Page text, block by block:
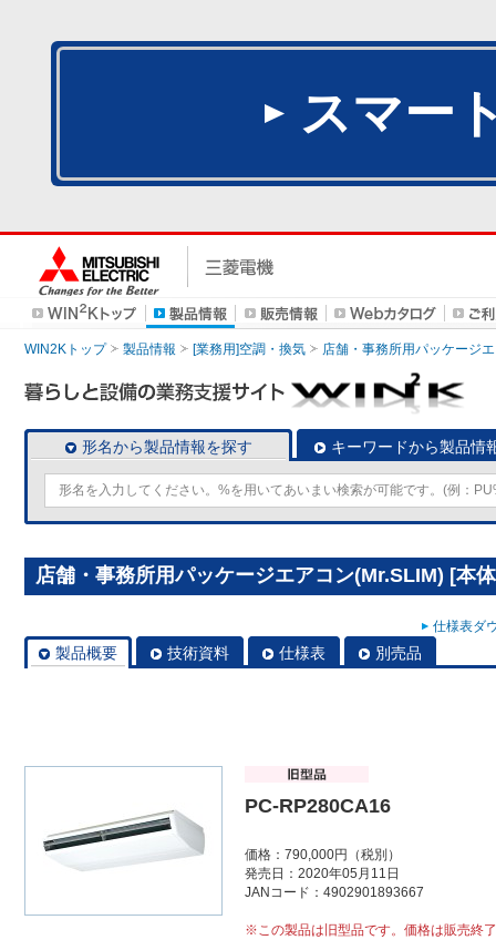
スマー
WIN2Kトップ 製品情報 [業務用]空調・換気 店舗・事務所用パッケージ
形名から製品情報を探す キーワードから製品情
店舗・事務所用パッケージエアコン(Mr.SLIM) [本
仕様表ダ
製品概要 技術資料 仕様表 別売品
PC-RP280CA16
価格：790,000円（税別）
発売日：2020年05月11日
JANコード：4902901893667
※この製品は旧型品です。価格は販売終